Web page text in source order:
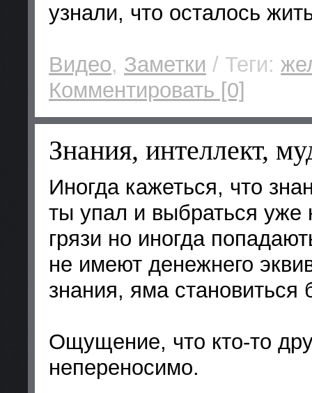
узнали, что осталось
Видео, Заметки / Теги:
Комментировать [0]
Знания, интеллект,
Иногда кажеться, что
ты упал и выбраться
грязи но иногда
не имеют денежнего
знания, яма
Ощущение, что кто-то
непереносимо.